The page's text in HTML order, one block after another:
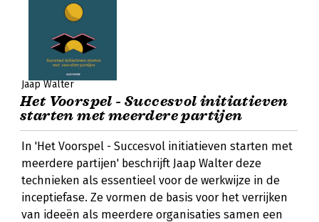
Jaap Walter
Het Voorspel - Succesvol initiatieven
starten met meerdere partijen
In 'Het Voorspel - Succesvol initiatieven starten met
meerdere partijen' beschrijft Jaap Walter deze
technieken als essentieel voor de werkwijze in de
inceptiefase. Ze vormen de basis voor het verrijken
van ideeën als meerdere organisaties samen een